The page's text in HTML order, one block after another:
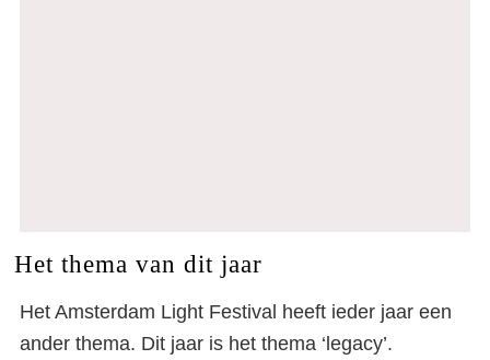
Het thema van dit jaar
Het Amsterdam Light Festival heeft ieder jaar een
ander thema. Dit jaar is het thema ‘legacy’.